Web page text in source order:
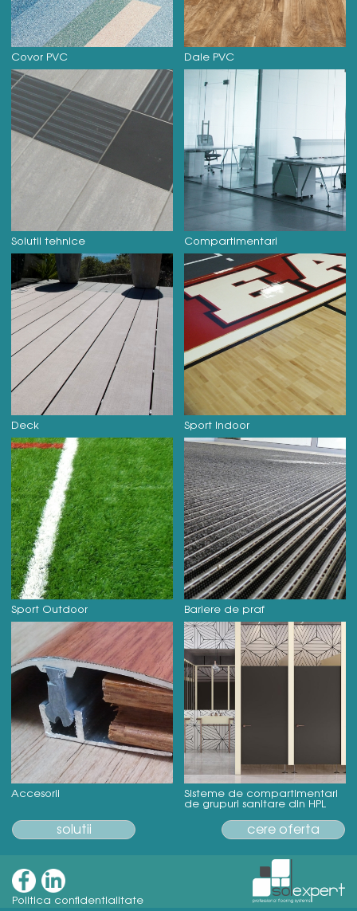
Covor PVC Dale PVC
Solutii tehnice Compartimentari
Deck Sport Indoor
Sport Outdoor Bariere de praf
Accesorii Sisteme de compartimentari
de grupuri sanitare din HPL
solutii cere oferta
Politica confidentialitate